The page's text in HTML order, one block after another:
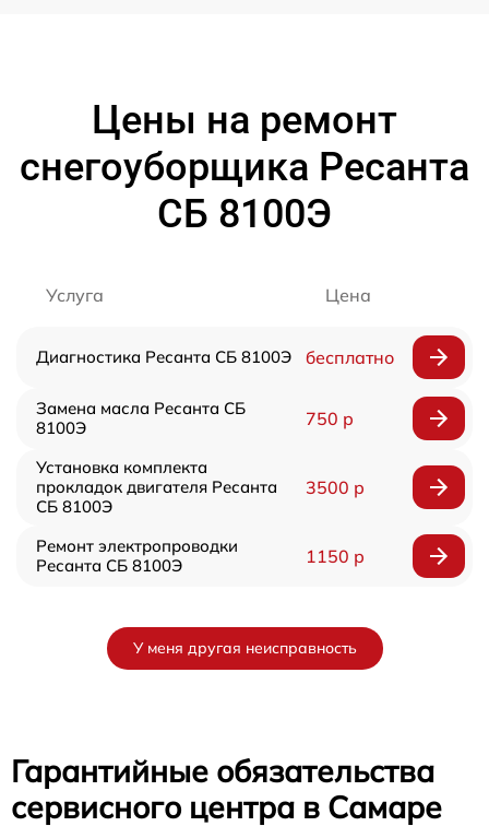
Цены на ремонт
снегоуборщика Ресанта
СБ 8100Э
Услуга Цена
Диагностика Ресанта СБ 8100Э бесплатно
Замена масла Ресанта СБ
8100Э
750 р
Установка комплекта
прокладок двигателя Ресанта
СБ 8100Э
3500 р
Ремонт электропроводки
Ресанта СБ 8100Э
1150 р
У меня другая неисправность
Гарантийные обязательства
сервисного центра в Самаре